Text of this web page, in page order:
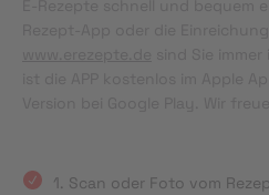
1. Scan oder Foto vom